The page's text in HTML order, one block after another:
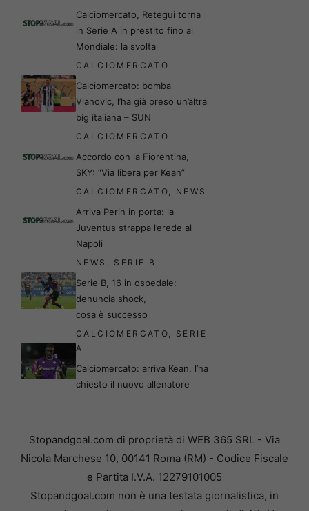
Calciomercato, Retegui torna
in Serie A in prestito fino al
Mondiale: la svolta
CALCIOMERCATO
Calciomercato: bomba
Vlahovic, l’ha già preso un’altra
big italiana – SUN
CALCIOMERCATO
Accordo con la Fiorentina,
SKY: “Via libera per Kean”
CALCIOMERCATO NEWS
Arriva Perin in porta: la
Juventus strappa l’erede al
Napoli
NEWS SERIE B
Serie B, 16 in ospedale:
denuncia shock,
cosa è successo
CALCIOMERCATO
SERIE
A
Calciomercato: arriva Kean, l’ha
chiesto il nuovo allenatore
Stopandgoal.com di proprietà di WEB 365 SRL - Via
Nicola Marchese 10, 00141 Roma (RM) - Codice Fiscale
e Partita I.V.A. 12279101005
Stopandgoal.com non è una testata giornalistica, in